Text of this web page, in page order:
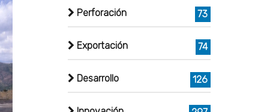
Perforación 73
Exportación 74
Desarrollo 126